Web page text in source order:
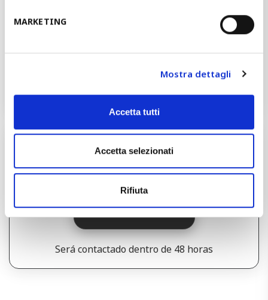
MARKETING
Mostra dettagli
Accetta tutti
Accetta selezionati
Rifiuta
Empilhamento e Embalagem
Deseja discutir o seu projeto com um
PEÇA UM ORÇAMENTO
Será contactado dentro de 48 horas